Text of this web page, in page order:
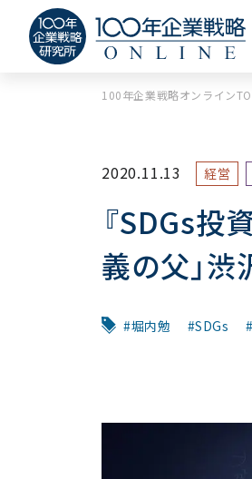
100年企業戦略オンライン
2020.11.13 経営
『SDGs
義の父」
堀内勉 SDGs